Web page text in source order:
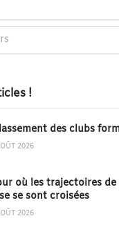
!
des clubs
2026
où les trajectoires de
se sont croisées
2026